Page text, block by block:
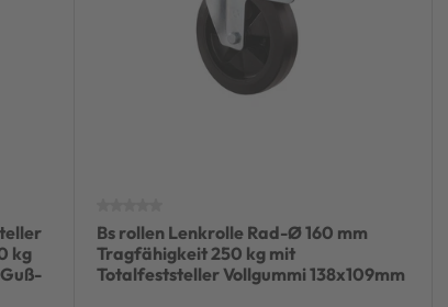
kg
Bs rollen Lenkrolle Rad-Ø 160 mm
Tragfähigkeit 250 kg mit
Totalfeststeller Vollgummi 138x109mm